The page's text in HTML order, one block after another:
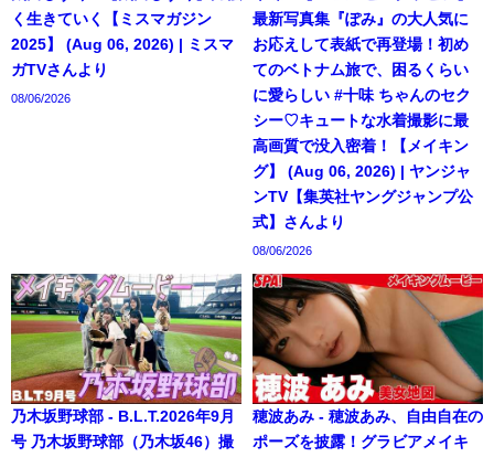
く生きていく【ミスマガジン
2025】 (Aug 06, 2026) | ミスマ
ガTVさんより
08/06/2026
最新写真集『ぽみ』の大人気に
お応えして表紙で再登場！初め
てのベトナム旅で、困るくらい
に愛らしい #十味 ちゃんのセク
シー♡キュートな水着撮影に最
高画質で没入密着！【メイキン
グ】 (Aug 06, 2026) | ヤンジャ
ンTV【集英社ヤングジャンプ公
式】さんより
08/06/2026
乃木坂野球部 - B.L.T.2026年9月
号 乃木坂野球部（乃木坂46）撮
穂波あみ - 穂波あみ、自由自在の
ポーズを披露！グラビアメイキ